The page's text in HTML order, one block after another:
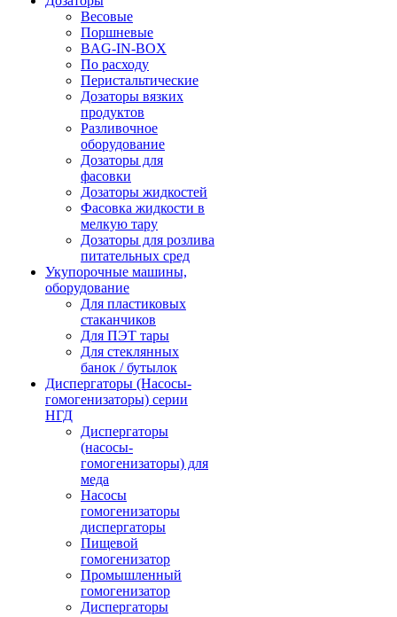
Весовые
Поршневые
BAG-IN-BOX
По расходу
Перистальтические
Дозаторы вязких
продуктов
Разливочное
оборудование
Дозаторы для
фасовки
Дозаторы жидкостей
Фасовка жидкости в
мелкую тару
Дозаторы для розлива
питательных сред
Укупорочные машины,
оборудование
Для пластиковых
стаканчиков
Для ПЭТ тары
Для стеклянных
банок / бутылок
Диспергаторы (Насосы-
гомогенизаторы) серии
НГД
Диспергаторы
(насосы-
гомогенизаторы) для
меда
Насосы
гомогенизаторы
диспергаторы
Пищевой
гомогенизатор
Промышленный
гомогенизатор
Диспергаторы